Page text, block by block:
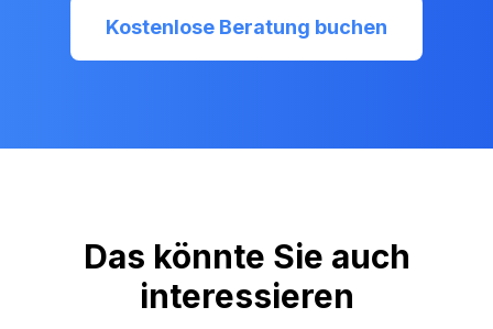
Kostenlose Beratung buchen
Das könnte Sie auch
interessieren